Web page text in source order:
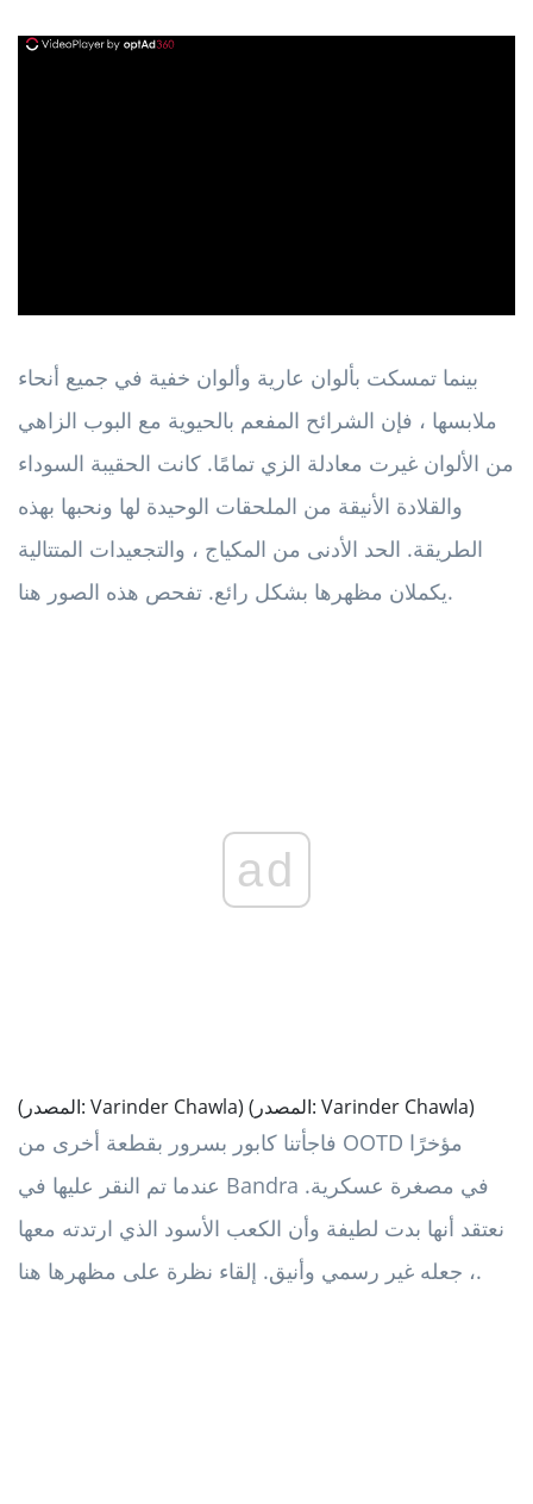
بينما تمسكت بألوان عارية وألوان خفية في جميع أنحاء
ملابسها ، فإن الشرائح المفعم بالحيوية مع البوب ​​الزاهي
من الألوان غيرت معادلة الزي تمامًا. كانت الحقيبة السوداء
والقلادة الأنيقة من الملحقات الوحيدة لها ونحبها بهذه
الطريقة. الحد الأدنى من المكياج ، والتجعيدات المتتالية
يكملان مظهرها بشكل رائع. تفحص هذه الصور هنا.
ad
(المصدر: Varinder Chawla) (المصدر: Varinder Chawla)
فاجأتنا كابور بسرور بقطعة أخرى من OOTD مؤخرًا
عندما تم النقر عليها في Bandra في مصغرة عسكرية.
نعتقد أنها بدت لطيفة وأن الكعب الأسود الذي ارتدته معها
، جعله غير رسمي وأنيق. إلقاء نظرة على مظهرها هنا.